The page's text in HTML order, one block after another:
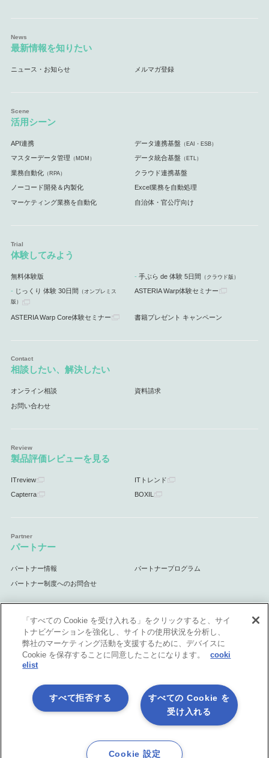
最新情報を知りたい
ニュース・お知らせ メルマガ登録
活用シーン
API連携 データ連携基盤 （EAI・ESB）
マスターデータ管理 （MDM） データ統合基盤 （ETL）
業務自動化（RPA） クラウド連携基盤
ノーコード開発＆内製化 Excel業務を自動処理
マーケティング業務を自動化 自治体・官公庁向け
体験してみよう
無料体験版 手ぶら de 体験 5日間 （クラウド版）
じっくり 体験 30日間 （オンプレミス
版）
ASTERIA Warp体験セミナー
ASTERIA Warp Core体験セミナー 書籍プレゼント キャンペーン
相談したい、解決したい
オンライン相談 資料請求
お問い合わせ
製品評価レビューを見る
ITreview ITトレンド
Capterra BOXIL
パートナー
パートナー情報 パートナープログラム
パートナー制度へのお問合せ
サポート
サポート情報
各社商標について
会社情報
「すべての Cookie を受け入れる」をクリックすると、サイ
トナビゲーションを強化し、サイトの使用状況を分析し、
弊社のマーケティング活動を支援するために、デバイスに
Cookie を保存することに同意したことになります。
cooki
elist
すべての Cookie を
受け入れる
すべて拒否する
Cookie 設定